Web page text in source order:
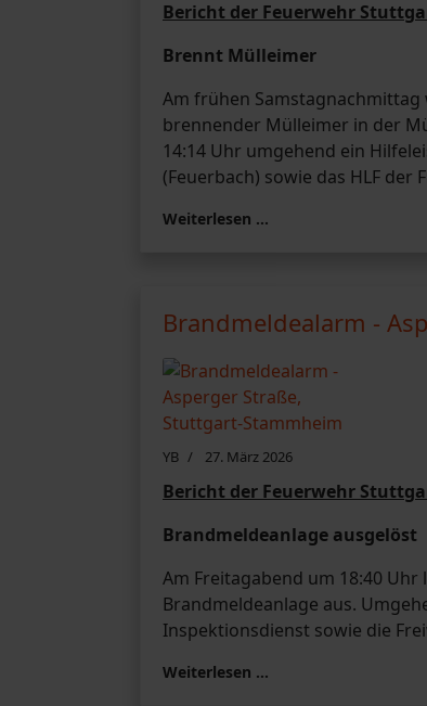
Bericht der Feuerwehr
Brennt Mülleimer
Am frühen
brennender Mülleimer in der
14:14 Uhr umgehend ein
(Feuerbach) sowie das HLF
Weiterlesen …
Brandmeldealarm -
YB 27. März 2026
Bericht der Feuerwehr
Brandmeldeanlage ausgelöst
Am Freitagabend um 18:40
Brandmeldeanlage aus.
Inspektionsdienst sowie die
Weiterlesen …